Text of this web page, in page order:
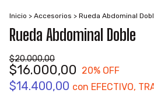
Inicio > Accesorios > Rueda Abdominal
Rueda Abdominal Doble
$20.000,00
$16.000,00 20% OFF
$14.400,00 con EFECTIVO,